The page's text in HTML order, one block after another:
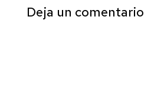
Deja un comentario